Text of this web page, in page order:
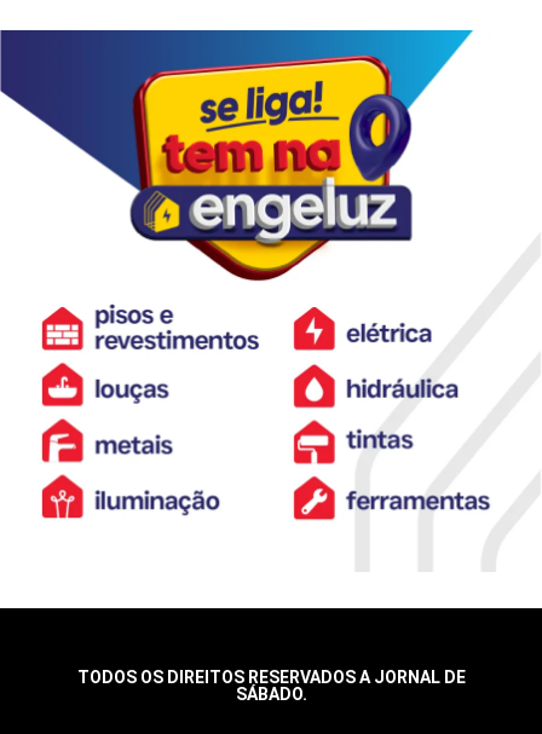
TODOS OS DIREITOS RESERVADOS A JORNAL DE
SÁBADO.